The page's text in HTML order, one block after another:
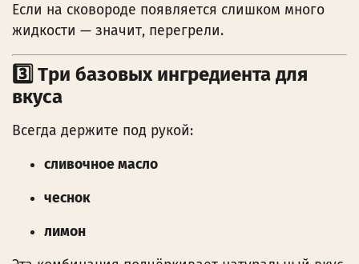
Если на сковороде появляется слишком много
жидкости — значит, перегрели.
3️⃣ Три базовых ингредиента для
вкуса
Всегда держите под рукой:
сливочное масло
чеснок
лимон